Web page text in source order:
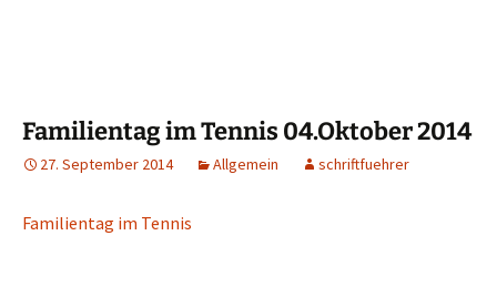
Familientag im Tennis 04.Oktober 2014
27. September 2014 Allgemein schriftfuehrer
Familientag im Tennis